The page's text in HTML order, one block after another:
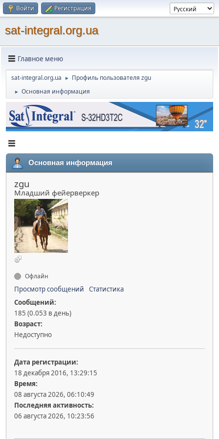
Войти Регистрация
sat-integral.org.ua
Главное меню
sat-integral.org.ua ► Профиль пользователя zgu
► Основная информация
Основная информация
zgu
Младший фейерверкер
Офлайн
Просмотр сообщений
Статистика
Сообщений:
185 (0.053 в день)
Возраст:
Недоступно
Дата регистрации:
18 декабря 2016, 13:29:15
Время:
08 августа 2026, 06:10:49
Последняя активность:
06 августа 2026, 10:23:56